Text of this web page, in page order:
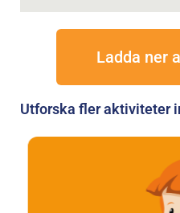
Ladda ner
Utforska fler aktiviteter